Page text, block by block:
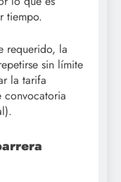
tiempo.
requerido, la
sin límite
la tarifa
convocatoria